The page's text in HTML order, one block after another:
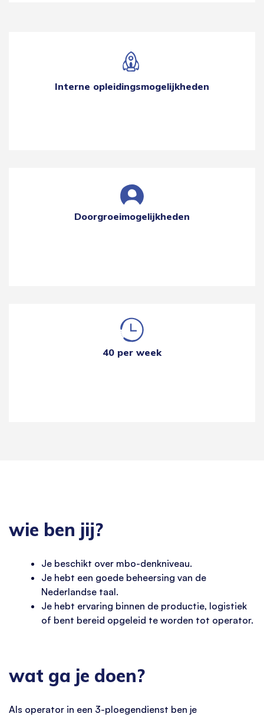
Interne opleidingsmogelijkheden
Doorgroeimogelijkheden
40 per week
wie ben jij?
Je beschikt over mbo-denkniveau.
Je hebt een goede beheersing van de
Nederlandse taal.
Je hebt ervaring binnen de productie, logistiek
of bent bereid opgeleid te worden tot operator.
wat ga je doen?
Als operator in een 3-ploegendienst ben je